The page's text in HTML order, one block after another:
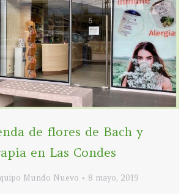
de flores de Bach y
en Las Condes
Mundo Nuevo 8 mayo, 2019